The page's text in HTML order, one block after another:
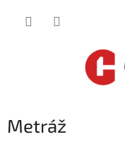
Metráž